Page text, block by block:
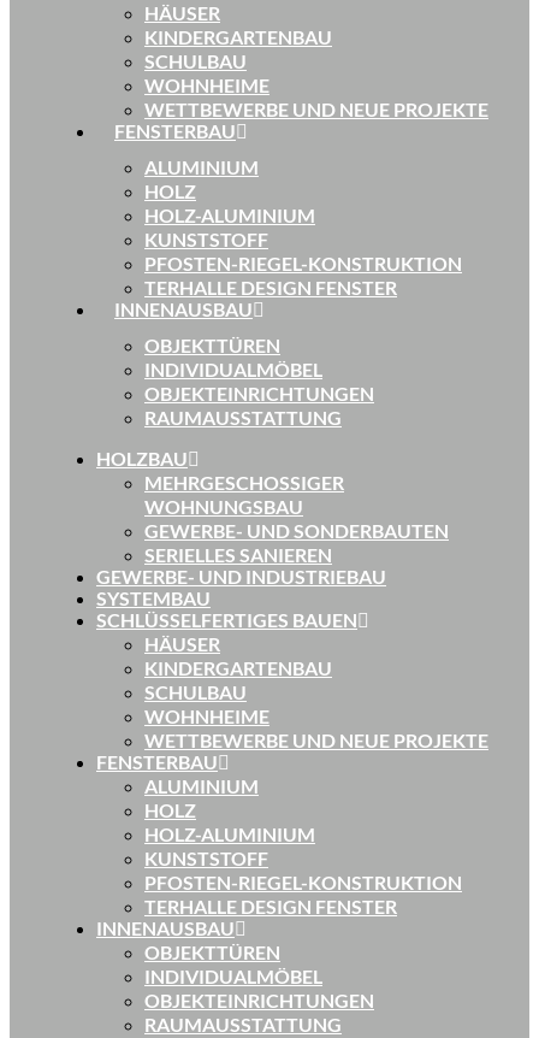
HÄUSER
KINDERGARTENBAU
SCHULBAU
WOHNHEIME
WETTBEWERBE UND NEUE PROJEKTE
FENSTERBAU
ALUMINIUM
HOLZ
HOLZ-ALUMINIUM
KUNSTSTOFF
PFOSTEN-RIEGEL-KONSTRUKTION
TERHALLE DESIGN FENSTER
INNENAUSBAU
OBJEKTTÜREN
INDIVIDUALMÖBEL
OBJEKTEINRICHTUNGEN
RAUMAUSSTATTUNG
HOLZBAU
MEHRGESCHOSSIGER
WOHNUNGSBAU
GEWERBE- UND SONDERBAUTEN
SERIELLES SANIEREN
GEWERBE- UND INDUSTRIEBAU
SYSTEMBAU
SCHLÜSSELFERTIGES BAUEN
HÄUSER
KINDERGARTENBAU
SCHULBAU
WOHNHEIME
WETTBEWERBE UND NEUE PROJEKTE
FENSTERBAU
ALUMINIUM
HOLZ
HOLZ-ALUMINIUM
KUNSTSTOFF
PFOSTEN-RIEGEL-KONSTRUKTION
TERHALLE DESIGN FENSTER
INNENAUSBAU
OBJEKTTÜREN
INDIVIDUALMÖBEL
OBJEKTEINRICHTUNGEN
RAUMAUSSTATTUNG